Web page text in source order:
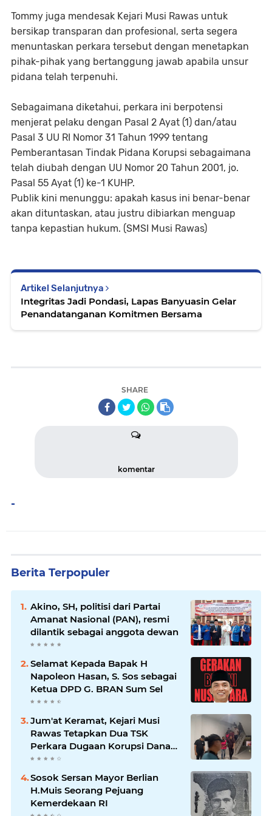
Tommy juga mendesak Kejari Musi Rawas untuk
bersikap transparan dan profesional, serta segera
menuntaskan perkara tersebut dengan menetapkan
pihak-pihak yang bertanggung jawab apabila unsur
pidana telah terpenuhi.
Sebagaimana diketahui, perkara ini berpotensi
menjerat pelaku dengan Pasal 2 Ayat (1) dan/atau
Pasal 3 UU RI Nomor 31 Tahun 1999 tentang
Pemberantasan Tindak Pidana Korupsi sebagaimana
telah diubah dengan UU Nomor 20 Tahun 2001, jo.
Pasal 55 Ayat (1) ke-1 KUHP.
Publik kini menunggu: apakah kasus ini benar-benar
akan dituntaskan, atau justru dibiarkan menguap
tanpa kepastian hukum. (SMSI Musi Rawas)
Artikel Selanjutnya
Integritas Jadi Pondasi, Lapas Banyuasin Gelar
Penandatanganan Komitmen Bersama
SHARE
komentar
-
Berita Terpopuler
Akino, SH, politisi dari Partai
Amanat Nasional (PAN), resmi
dilantik sebagai anggota dewan
Selamat Kepada Bapak H
Napoleon Hasan, S. Sos sebagai
Ketua DPD G. BRAN Sum Sel
Jum'at Keramat, Kejari Musi
Rawas Tetapkan Dua TSK
Perkara Dugaan Korupsi Dana
Peremajaan PSR
Sosok Sersan Mayor Berlian
H.Muis Seorang Pejuang
Kemerdekaan RI